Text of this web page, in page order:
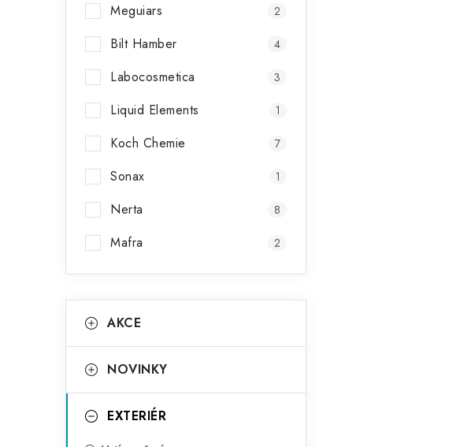
Meguiars 2
Bilt Hamber 4
Labocosmetica 3
Liquid Elements 1
Koch Chemie 7
Sonax 1
Nerta 8
Mafra 2
kategorie
a
e
AKCE
NOVINKY
EXTERIÉR